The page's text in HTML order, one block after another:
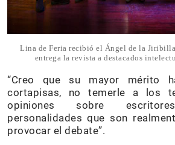
Lina de Feria recibió el Ángel de la
entrega la revista a destacados
“Creo que su mayor mérito
cortapisas, no temerle a los
opiniones sobre
personalidades que son
provocar el debate”.